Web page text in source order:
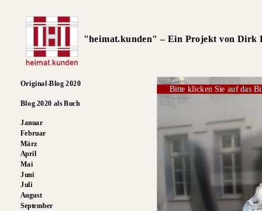
"heimat.kunden" – Ein Projekt von Dirk
Original-Blog 2020
Blog 2020 als Buch
Januar
Februar
März
April
Mai
Juni
Juli
August
September
Bitte klicken Sie auf das